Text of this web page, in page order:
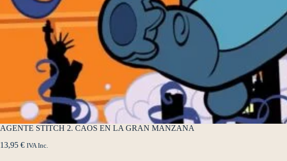
AGENTE STITCH 2. CAOS EN LA GRAN MANZANA
13,95 € IVA Inc.